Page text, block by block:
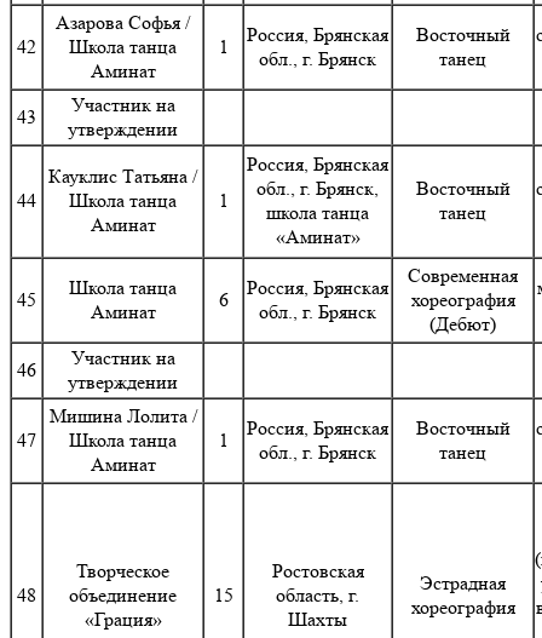
42
Азарова Софья /
Школа танца
Аминат
1
Россия, Брянская
обл., г. Брянск
Восточный
танец
43
Участник на
утверждении
44
Кауклис Татьяна /
Школа танца
Аминат
1
Россия, Брянская
обл., г. Брянск,
школа танца
«Аминат»
Восточный
танец
45
Школа танца
Аминат
6
Россия, Брянская
обл., г. Брянск
Современная
хореография
(Дебют)
46
Участник на
утверждении
47
Мишина Лолита /
Школа танца
Аминат
1
Россия, Брянская
обл., г. Брянск
Восточный
танец
48
Творческое
объединение
«Грация»
15
Ростовская
область, г.
Шахты
Эстрадная
хореография